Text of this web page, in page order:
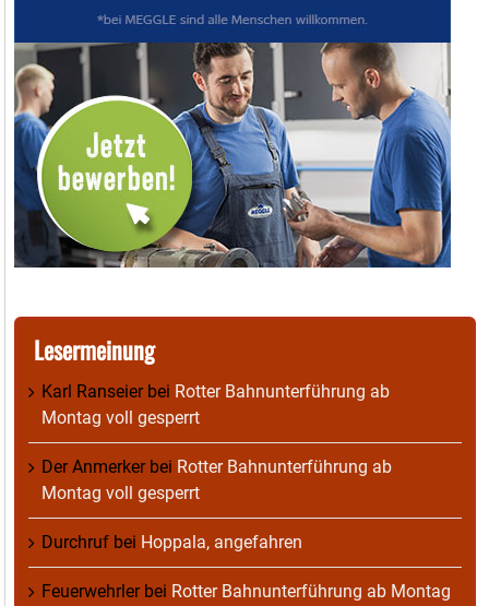
Lesermeinung
Karl Ranseierbei Rotter Bahnunterführung ab
Montag voll gesperrt
Der Anmerkerbei Rotter Bahnunterführung ab
Montag voll gesperrt
Durchruf bei Hoppala, angefahren
Feuerwehrlerbei Rotter Bahnunterführung ab Montag